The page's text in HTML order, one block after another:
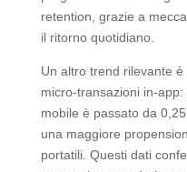
retention, grazie a
il ritorno quotidiano.
Un altro trend rilevante è
micro‑transazioni in-
mobile è passato da
una maggiore
portatili. Questi dati